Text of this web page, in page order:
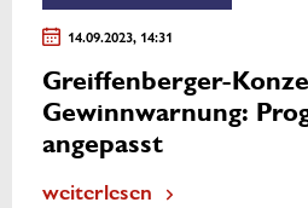
14.09.2023, 14:31
Greiffenberger-
Gewinnwarnung:
angepasst
weiterlesen